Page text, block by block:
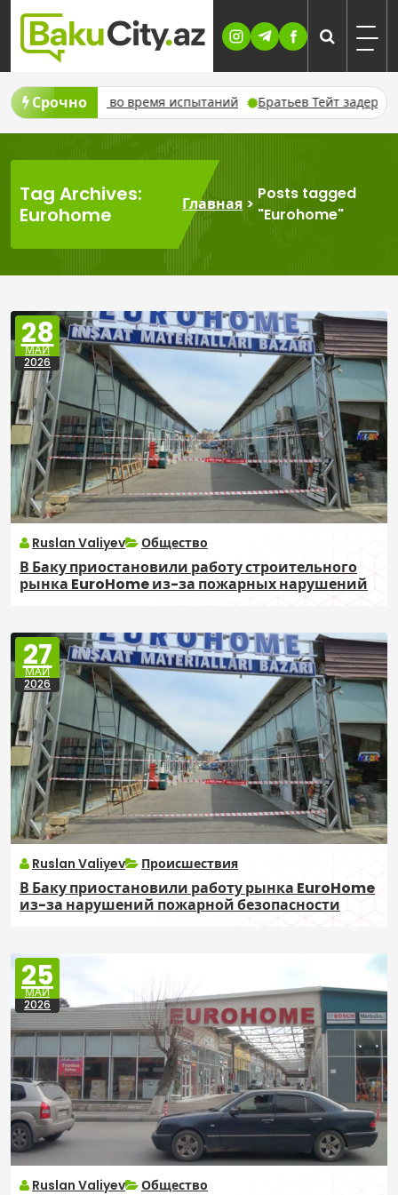
Skip
content
Срочно
во время испытаний Братьев Тейт задержали в США
Tag Archives:
Eurohome
Главная >
Posts tagged
"Eurohome"
28
МАЙ
2026
Ruslan Valiyev Общество
В Баку приостановили работу строительного
рынка EuroHome из-за пожарных нарушений
27
МАЙ
2026
Ruslan Valiyev Происшествия
В Баку приостановили работу рынка EuroHome
из-за нарушений пожарной безопасности
25
МАЙ
2026
Ruslan Valiyev Общество